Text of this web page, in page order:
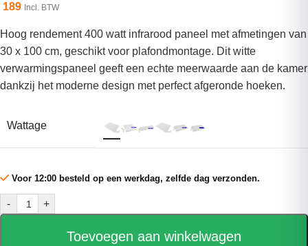
189 Incl. BTW
Hoog rendement 400 watt infrarood paneel met afmetingen van
30 x 100 cm, geschikt voor plafondmontage. Dit witte
verwarmingspaneel geeft een echte meerwaarde aan de kamer
dankzij het moderne design met perfect afgeronde hoeken.
Wattage
Voor 12:00 besteld op een werkdag, zelfde dag verzonden.
- +
Toevoegen aan winkelwagen